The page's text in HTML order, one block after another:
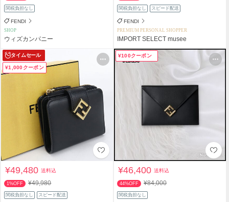
関税負担なし
FENDI
SHOP
ウィズカンパニー
関税負担なし スピード配送
FENDI
PREMIUM PERSONAL SHOPPER
IMPORT SELECT musee
タイムセール
¥1,000クーポン
¥49,480送料込
1%OFF ¥49,980
関税負担なし スピード配送
¥100クーポン
¥46,400送料込
44%OFF ¥84,000
関税負担なし